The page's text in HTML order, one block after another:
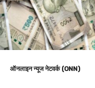
ऑनलाइन न्यूज नेटवर्क (ONN)